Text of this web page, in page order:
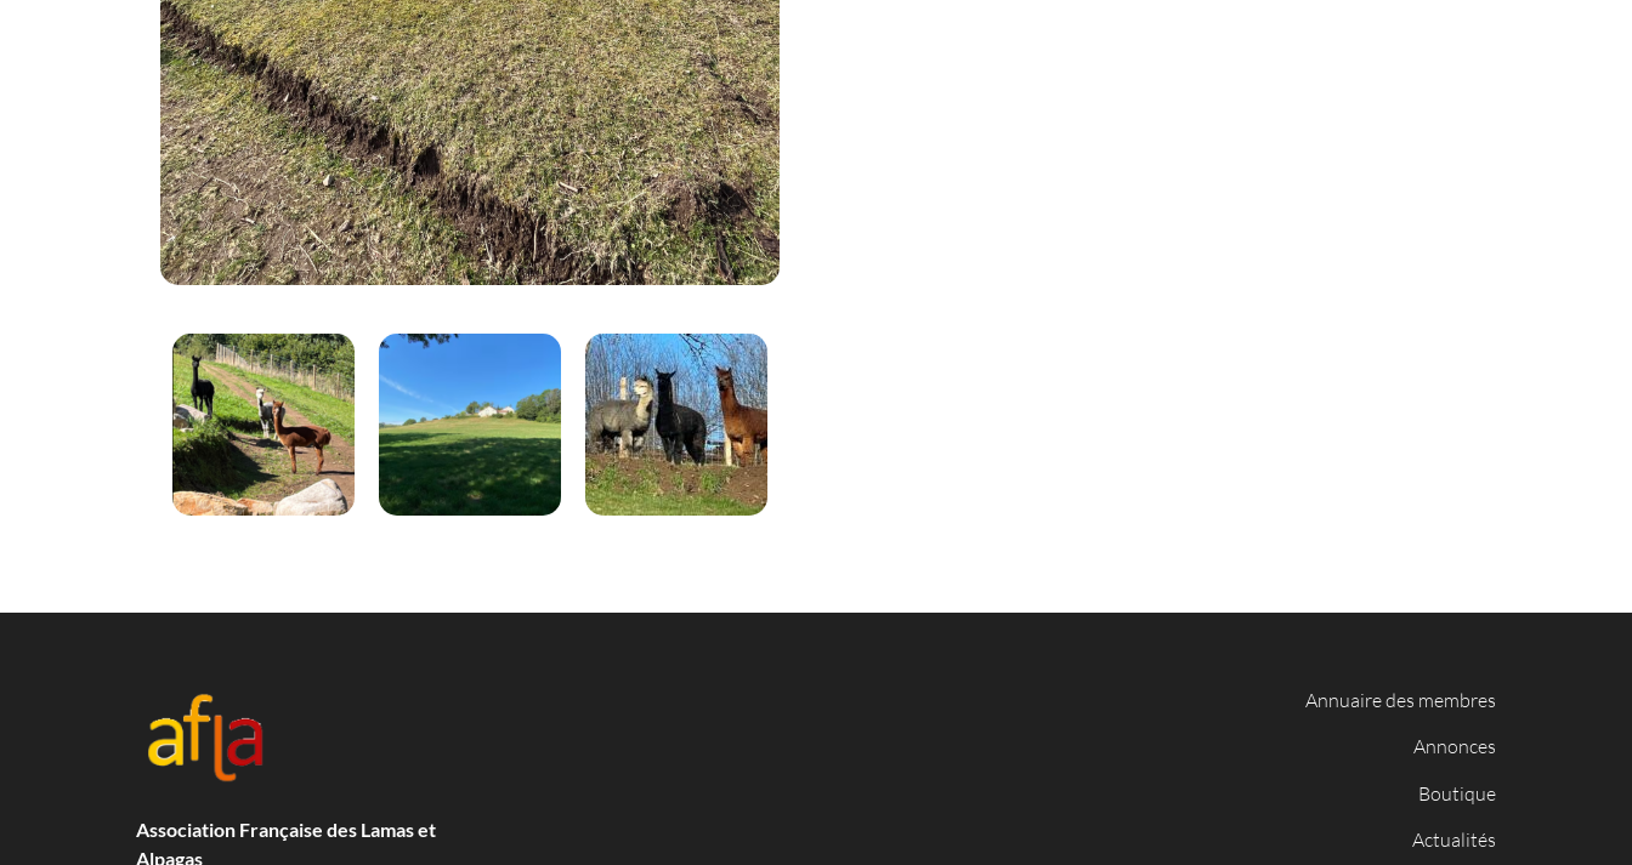
Association Française des Lamas et
Alpagas
Annuaire des membres
Annonces
Boutique
Actualités